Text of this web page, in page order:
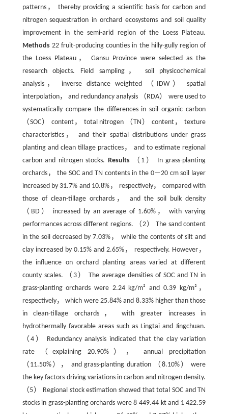
patterns， thereby providing a scientific basis for carbon and
nitrogen sequestration in orchard ecosystems and soil quality
improvement in the semi-arid region of the Loess Plateau.
Methods22 fruit-producing counties in the hilly-gully region of
the Loess Plateau， Gansu Province were selected as the
research objects. Field sampling， soil physicochemical
analysis， inverse distance weighted （IDW） spatial
interpolation， and redundancy analysis （RDA） were used to
systematically compare the differences in soil organic carbon
（SOC） content， total nitrogen （TN） content， texture
characteristics， and their spatial distributions under grass
planting and clean tillage practices， and to estimate regional
carbon and nitrogen stocks. Results（1） In grass-planting
orchards， the SOC and TN contents in the 0—20 cm soil layer
increased by 31.7% and 10.8%， respectively， compared with
those of clean-tillage orchards， and the soil bulk density
（BD） increased by an average of 1.60%， with varying
performances across different regions. （2） The sand content
in the soil decreased by 7.03%， while the contents of silt and
clay increased by 0.15% and 2.65%， respectively. However，
the influence on orchard planting areas varied at different
county scales. （3） The average densities of SOC and TN in
grass-planting orchards were 2.24 kg/m² and 0.39 kg/m²，
respectively， which were 25.84% and 8.33% higher than those
in clean-tillage orchards， with greater increases in
hydrothermally favorable areas such as Lingtai and Jingchuan.
（4） Redundancy analysis indicated that the clay variation
rate （explaining 20.90%）， annual precipitation
（11.50%）， and grass-planting duration （8.10%） were
the key factors driving variations in carbon and nitrogen density.
（5） Regional stock estimation showed that total SOC and TN
stocks in grass-planting orchards were 8 449.44 kt and 1 422.59